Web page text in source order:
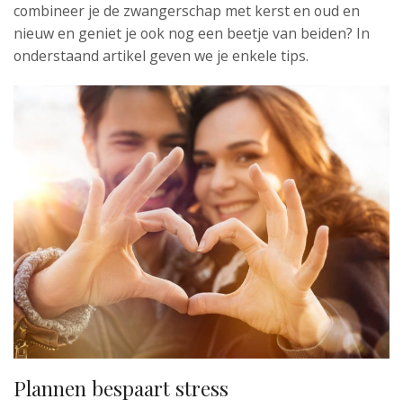
combineer je de zwangerschap met kerst en oud en
nieuw en geniet je ook nog een beetje van beiden? In
onderstaand artikel geven we je enkele tips.
Plannen bespaart stress